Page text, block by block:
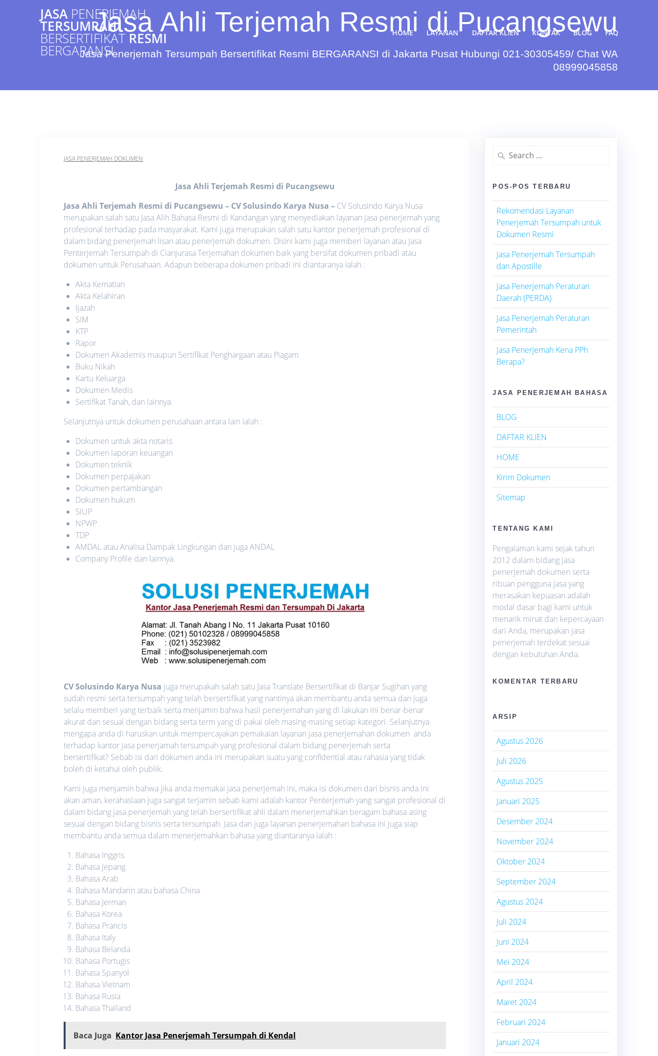
JASA PENERJEMAH
TERSUMPAH
BERSERTIFIKAT RESMI
BERGARANSI
HOME LAYANAN DAFTAR KLIEN KONTAK BLOG FAQ
Jasa Ahli Terjemah Resmi di Pucangsewu
Jasa Penerjemah Tersumpah Bersertifikat Resmi BERGARANSI di Jakarta Pusat Hubungi 021-30305459/ Chat WA
08999045858
JASA PENERJEMAH DOKUMEN
Jasa Ahli Terjemah Resmi di Pucangsewu
Jasa Ahli Terjemah Resmi di Pucangsewu – CV Solusindo Karya Nusa – CV Solusindo Karya Nusa
merupakan salah satu Jasa Alih Bahasa Resmi di Kandangan yang menyediakan layanan jasa penerjemah yang
profesional terhadap pada masyarakat. Kami juga merupakan salah satu kantor penerjemah profesional di
dalam bidang penerjemah lisan atau penerjemah dokumen. Disini kami juga memberi layanan atau Jasa
Penterjemah Tersumpah di Cianjurasa Terjemahan dokumen baik yang bersifat dokumen pribadi atau
dokumen untuk Perusahaan. Adapun beberapa dokumen pribadi ini diantaranya ialah :
Akta Kematian
Akta Kelahiran
Ijazah
SIM
KTP
Rapor
Dokumen Akademis maupun Sertifikat Penghargaan atau Piagam
Buku Nikah
Kartu Keluarga
Dokumen Medis
Sertifikat Tanah, dan lainnya.
Selanjutnya untuk dokumen perusahaan antara lain ialah :
Dokumen untuk akta notaris
Dokumen laporan keuangan
Dokumen teknik
Dokumen perpajakan
Dokumen pertambangan
Dokumen hukum
SIUP
NPWP
TDP
AMDAL atau Analisa Dampak Lingkungan dan juga ANDAL
Company Profile dan lainnya.
CV Solusindo Karya Nusa juga merupakah salah satu Jasa Translate Bersertifikat di Banjar Sugihan yang
sudah resmi serta tersumpah yang telah bersertifikat yang nantinya akan membantu anda semua dan juga
selalu memberi yang terbaik serta menjamin bahwa hasil penerjemahan yang di lakukan ini benar-benar
akurat dan sesuai dengan bidang serta term yang di pakai oleh masing-masing setiap kategori. Selanjutnya
mengapa anda di haruskan untuk mempercayakan pemakaian layanan jasa penerjemahan dokumen anda
terhadap kantor jasa penerjamah tersumpah yang profesional dalam bidang penerjemah serta
bersertifikat? Sebab isi dari dokumen anda ini merupakan suatu yang confidential atau rahasia yang tidak
boleh di ketahui oleh publik.
Kami juga menjamin bahwa jika anda memakai jasa penerjemah ini, maka isi dokumen dari bisnis anda ini
akan aman, kerahasiaan juga sangat terjamin sebab kami adalah kantor Penterjemah yang sangat profesional di
dalam bidang jasa penerjemah yang telah bersertifikat ahli dalam menerjemahkan beragam bahasa asing
sesuai dengan bidang bisnis serta tersumpah. Jasa dan juga layanan penerjemahan bahasa ini juga siap
membantu anda semua dalam menerjemahkan bahasa yang diantaranya ialah :
Bahasa Inggris
Bahasa Jepang
Bahasa Arab
Bahasa Mandarin atau bahasa China
Bahasa Jerman
Bahasa Korea
Bahasa Prancis
Bahasa Italy
Bahasa Belanda
Bahasa Portugis
Bahasa Spanyol
Bahasa Vietnam
Bahasa Rusia
Bahasa Thailand
Baca Juga Kantor Jasa Penerjemah Tersumpah di Kendal
Search
for:
POS-POS TERBARU
Rekomendasi Layanan
Penerjemah Tersumpah untuk
Dokumen Resmi
Jasa Penerjemah Tersumpah
dan Apostille
Jasa Penerjemah Peraturan
Daerah (PERDA)
Jasa Penerjemah Peraturan
Pemerintah
Jasa Penerjemah Kena PPh
Berapa?
JASA PENERJEMAH BAHASA
BLOG
DAFTAR KLIEN
HOME
Kirim Dokumen
Sitemap
TENTANG KAMI
Pengalaman kami sejak tahun
2012 dalam bidang jasa
penerjemah dokumen serta
ribuan pengguna jasa yang
merasakan kepuasan adalah
modal dasar bagi kami untuk
menarik minat dan kepercayaan
dari Anda, merupakan jasa
penerjemah terdekat sesuai
dengan kebutuhan Anda.
KOMENTAR TERBARU
ARSIP
Agustus 2026
Juli 2026
Agustus 2025
Januari 2025
Desember 2024
November 2024
Oktober 2024
September 2024
Agustus 2024
Juli 2024
Juni 2024
Mei 2024
April 2024
Maret 2024
Februari 2024
Januari 2024